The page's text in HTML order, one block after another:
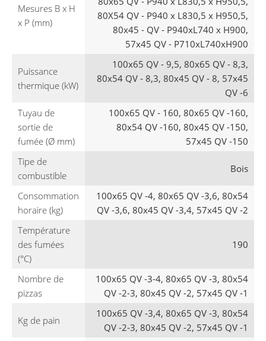
Mesures B x H
x P (mm)
80X54 QV - P940 x L830,5 x H950,5,
80x45 - QV - P940xL740 x H900,
57x45 QV - P710xL740xH900
Puissance
thermique (kW)
100x65 QV - 9,5, 80x65 QV - 8,3,
80x54 QV - 8,3, 80x45 QV - 8, 57x45
QV -6
Tuyau de
sortie de
fumée (Ø mm)
100x65 QV - 160, 80x65 QV -160,
80x54 QV -160, 80x45 QV -150,
57x45 QV -150
Tipe de
combustible
Bois
Consommation
horaire (kg)
100x65 QV -4, 80x65 QV -3,6, 80x54
QV -3,6, 80x45 QV -3,4, 57x45 QV -2
Température
des fumées
(°C)
190
Nombre de
pizzas
100x65 QV -3-4, 80x65 QV -3, 80x54
QV -2-3, 80x45 QV -2, 57x45 QV -1
Kg de pain
100x65 QV -3,4, 80x65 QV -3, 80x54
QV -2-3, 80x45 QV -2, 57x45 QV -1